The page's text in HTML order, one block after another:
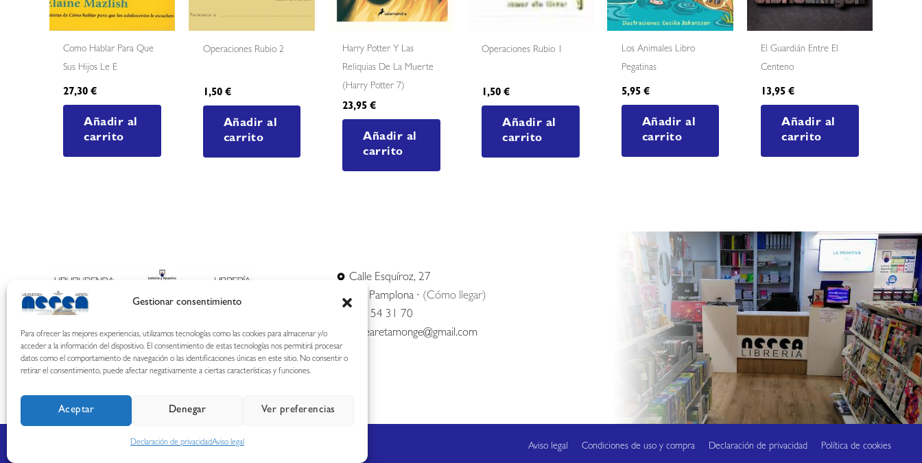
Gestionar consentimiento
Para ofrecer las mejores experiencias, utilizamos tecnologías como las cookies para almacenar y/o
acceder a la información del dispositivo. El consentimiento de estas tecnologías nos permitirá procesar
datos como el comportamiento de navegación o las identificaciones únicas en este sitio. No consentir o
retirar el consentimiento, puede afectar negativamente a ciertas características y funciones.
Aceptar Denegar Ver preferencias
Declaración de privacidadAviso legal
Como Hablar Para Que
Sus Hijos Le E
27,30€
Añadir al
carrito
Operaciones Rubio 2
1,50 €
Añadir al
carrito
Harry Potter Y Las
Reliquias De La Muerte
(harry Potter 7)
23,95€
Añadir al
carrito
Operaciones Rubio 1
1,50€
Añadir al
carrito
Los Animales Libro
Pegatinas
5,95 €
Añadir al
carrito
El Guardián Entre El
Centeno
13,95€
Añadir al
carrito
Calle Esquíroz, 27
31007 Pamplona · (Cómo llegar)
687 54 31 70
nerearetamonge@gmail.com
Copyright © 2026 Librería Nerea Aviso legal Condiciones de uso y compra Declaración de privacidad Política de cookies